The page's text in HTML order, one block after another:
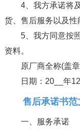
4、我方承诺将
货、售后服务以及性
5、我方同意按
资料。
原厂商全称(盖
日期：20__年
售后承诺书
一、服务承诺